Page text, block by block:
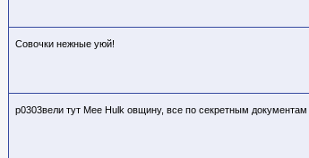
Совочки нежные уюй!
р0303вели тут Мee Hulk овщину, все по секретным